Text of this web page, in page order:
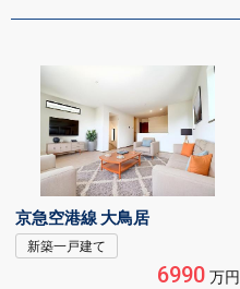
京急空港線 大鳥居
新築一戸建て
6990万円